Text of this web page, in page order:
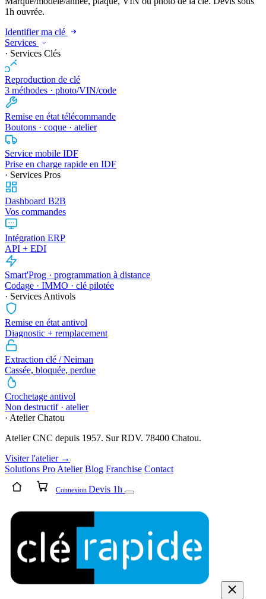
1h ouvrée.
Identifier ma clé
Services
· Services Clés
Reproduction de clé
3 méthodes · photo/VIN/code
Remise en état télécommande
Boutons · coque · atelier
Service mobile IDF
Prise en charge rapide en IDF
· Services Pros
Dashboard B2B
Vos commandes
Intégration ERP
API + EDI
Smart'Prog · programmation à distance
Codage · IMMO · clé pilotée
· Services Antivols
Remise en état antivol
Diagnostic + remplacement
Extraction clé / Neiman
Cassée, bloquée, perdue
Crochetage antivol
Non destructif · atelier
· Atelier Chatou
Atelier CNC depuis 1957. Sur RDV. 78400 Chatou.
Visiter l'atelier →
Solutions Pro Atelier Blog Franchise Contact
Connexion Devis 1h